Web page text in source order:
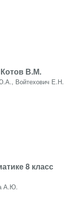
В.М.
Войтехович Е.Н.
8 класс
А.Ю.